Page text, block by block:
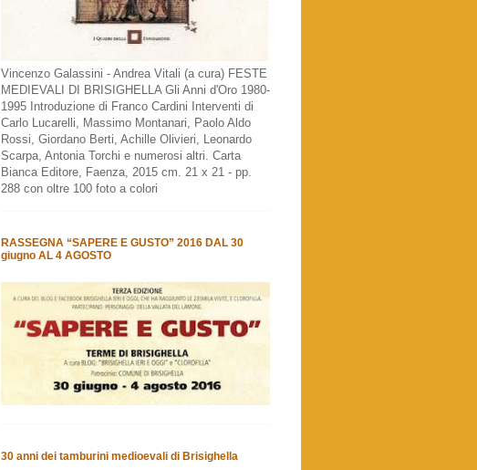
Vincenzo Galassini - Andrea Vitali (a cura) FESTE
MEDIEVALI DI BRISIGHELLA Gli Anni d'Oro 1980-
1995 Introduzione di Franco Cardini Interventi di
Carlo Lucarelli, Massimo Montanari, Paolo Aldo
Rossi, Giordano Berti, Achille Olivieri, Leonardo
Scarpa, Antonia Torchi e numerosi altri. Carta
Bianca Editore, Faenza, 2015 cm. 21 x 21 - pp.
288 con oltre 100 foto a colori
RASSEGNA “SAPERE E GUSTO” 2016 DAL 30
giugno AL 4 AGOSTO
30 anni dei tamburini medioevali di Brisighella